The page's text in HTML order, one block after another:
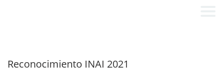
Reconocimiento INAI 2021